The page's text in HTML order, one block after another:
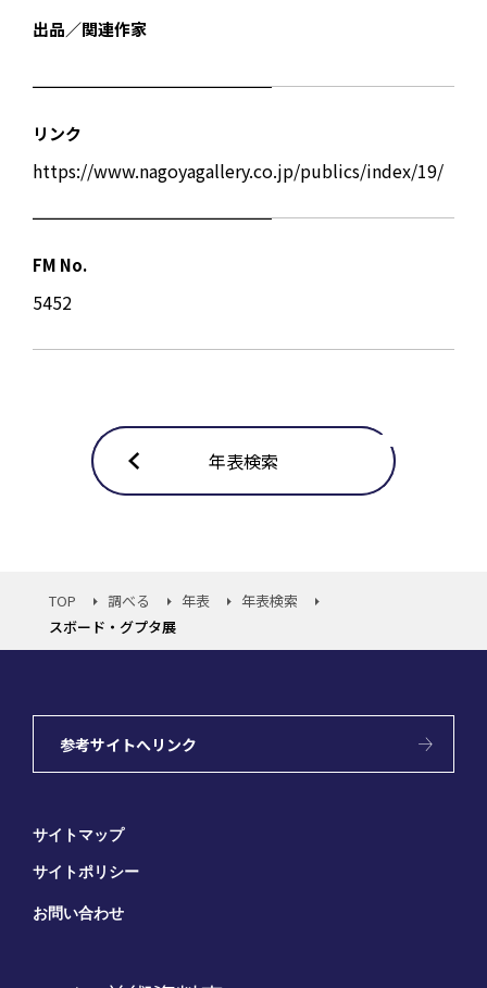
出品／関連作家
リンク
https://www.nagoyagallery.co.jp/publics/index/19/
FM No.
5452
年表検索
TOP 調べる 年表
年表検索
スボード・グプタ展
参考サイトへリンク
サイトマップ
サイトポリシー
お問い合わせ